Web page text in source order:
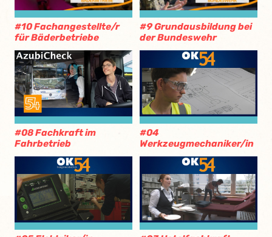
#10 Fachangestellte/r
für Bäderbetriebe
#9 Grundausbildung bei
der Bundeswehr
#08 Fachkraft im
Fahrbetrieb
#04
Werkzeugmechaniker/in